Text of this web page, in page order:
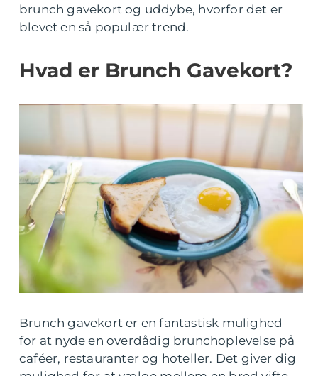
brunch gavekort og uddybe, hvorfor det er
blevet en så populær trend.
Hvad er Brunch Gavekort?
Brunch gavekort er en fantastisk mulighed
for at nyde en overdådig brunchoplevelse på
caféer, restauranter og hoteller. Det giver dig